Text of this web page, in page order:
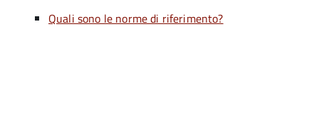
Quali sono le norme di riferimento?